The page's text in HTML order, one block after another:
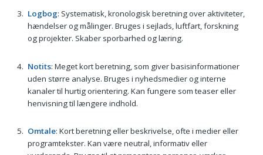
Logbog: Systematisk, kronologisk beretning over aktiviteter,
hændelser og målinger. Bruges i sejlads, luftfart, forskning
og projekter. Skaber sporbarhed og læring.
Notits: Meget kort beretning, som giver basisinformationer
uden større analyse. Bruges i nyhedsmedier og interne
kanaler til hurtig orientering. Kan fungere som teaser eller
henvisning til længere indhold.
Omtale: Kort beretning eller beskrivelse, ofte i medier eller
programtekster. Kan være neutral, informativ eller